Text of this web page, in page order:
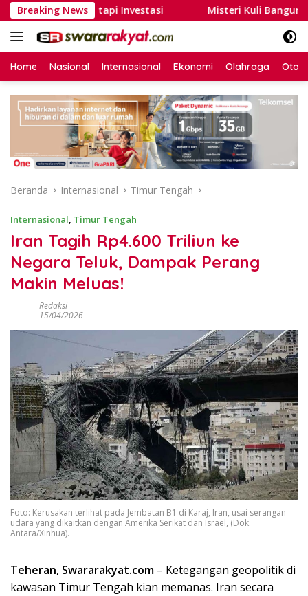
Langsung
ke
konten
Breaking News
Biaya, tapi Investasi Misteri Kuli Bangunan Kudus:
Home Nasional Internasional Ekonomi Olahraga
Beranda Internasional Timur Tengah
Internasional, Timur Tengah
Iran Tagih Rp4.600 Triliun ke
Negara Teluk, Dampak Perang
Makin Meluas!
Redaksi
15/04/2026
Foto: Kerusakan terlihat pada Jembatan B1 di Karaj, Iran, usai serangan
udara yang dikaitkan dengan Amerika Serikat dan Israel, (Dok.
Antara/Xinhua).
Teheran, Swararakyat.com – Ketegangan geopolitik di
kawasan Timur Tengah kian memanas. Iran secara